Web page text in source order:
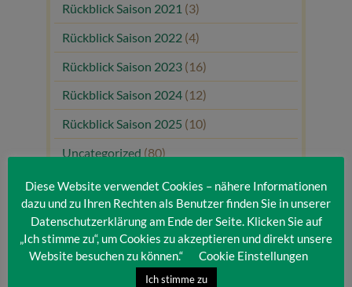
Rückblick Saison 2021 (3)
Rückblick Saison 2022 (4)
Rückblick Saison 2023 (16)
Rückblick Saison 2024 (12)
Rückblick Saison 2025 (10)
Uncategorized (80)
Unsere Gäste(1)
Diese Website verwendet Cookies – nähere Informationen
dazu und zu Ihren Rechten als Benutzer finden Sie in unserer
Datenschutzerklärung am Ende der Seite. Klicken Sie auf
„Ich stimme zu“, um Cookies zu akzeptieren und direkt unsere
Website besuchen zu können.“
Cookie Einstellungen
Ich stimme zu